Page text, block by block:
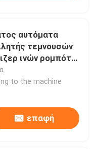
αυτόματα
τεμνουσών
ινών ρομπότ
to the machine
επαφή